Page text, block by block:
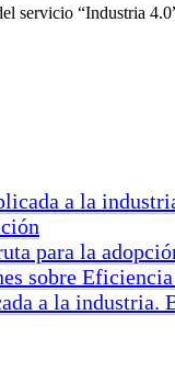
servicio “Industria
a la
para la
sobre
a la industria.